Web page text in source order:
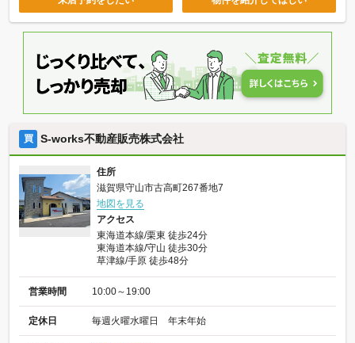
買 S-works不動産販売株式会社
住所
滋賀県守山市古高町267番地7
地図を見る
アクセス
東海道本線/栗東 徒歩24分
東海道本線/守山 徒歩30分
草津線/手原 徒歩48分
営業時間 10:00～19:00
定休日 毎週火曜水曜日 年末年始